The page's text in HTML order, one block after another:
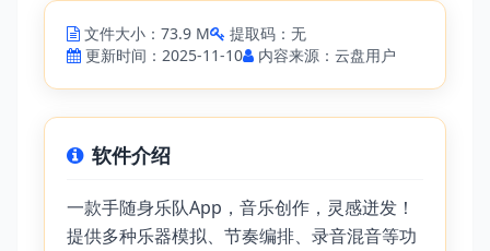
文件大小：73.9 M
提取码：无
更新时间：2025-11-10
内容来源：云盘用户
软件介绍
一款手随身乐队App，音乐创作，灵感迸发！
提供多种乐器模拟、节奏编排、录音混音等功